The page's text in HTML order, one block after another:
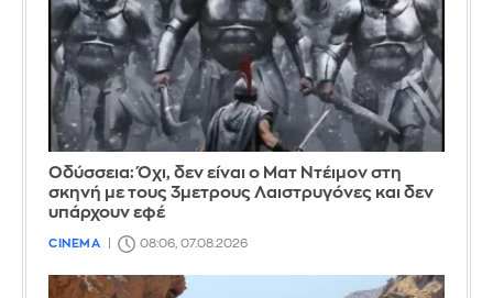
Οδύσσεια: Όχι, δεν είναι ο Ματ Ντέιμον στη
σκηνή με τους 3μετρους Λαιστρυγόνες και δεν
υπάρχουν εφέ
CINEMA 08:06, 07.08.2026